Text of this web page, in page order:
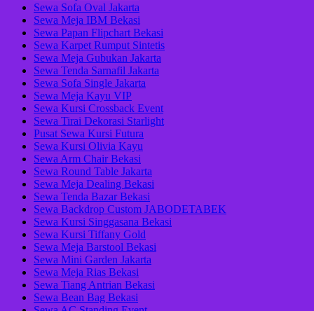
Sewa Sofa Oval Jakarta
Sewa Meja IBM Bekasi
Sewa Papan Flipchart Bekasi
Sewa Karpet Rumput Sintetis
Sewa Meja Gubukan Jakarta
Sewa Tenda Sarnafil Jakarta
Sewa Sofa Single Jakarta
Sewa Meja Kayu VIP
Sewa Kursi Crossback Event
Sewa Tirai Dekorasi Starlight
Pusat Sewa Kursi Futura
Sewa Kursi Olivia Kayu
Sewa Arm Chair Bekasi
Sewa Round Table Jakarta
Sewa Meja Dealing Bekasi
Sewa Tenda Bazar Bekasi
Sewa Backdrop Custom JABODETABEK
Sewa Kursi Singgasana Bekasi
Sewa Kursi Tiffany Gold
Sewa Meja Barstool Bekasi
Sewa Mini Garden Jakarta
Sewa Meja Rias Bekasi
Sewa Tiang Antrian Bekasi
Sewa Bean Bag Bekasi